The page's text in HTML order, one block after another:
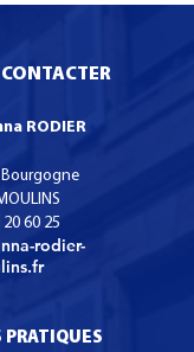
les Charmettes
RODIER
Bourgogne
60 25
rodier-
PRATIQUES